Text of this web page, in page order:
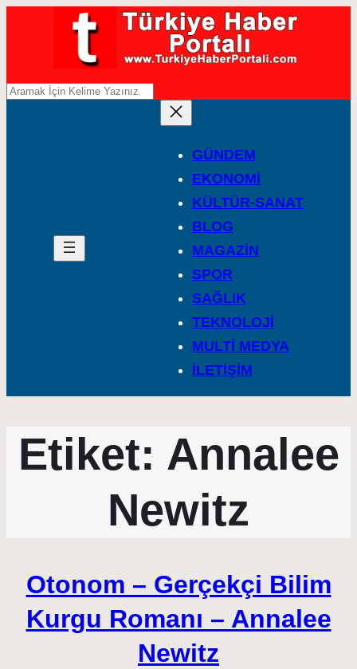
A
GÜNDEM
EKONOMİ
KÜLTÜR-SANAT
BLOG
MAGAZİN
SPOR
SAĞLIK
TEKNOLOJİ
MULTİ MEDYA
İLETİŞİM
Etiket: Annalee
Newitz
Otonom – Gerçekçi Bilim
Kurgu Romanı – Annalee
Newitz